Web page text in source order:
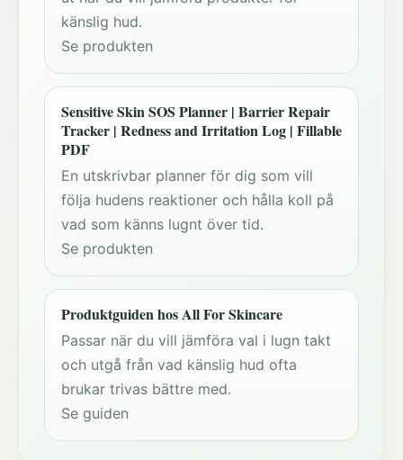
känslig hud.
Se produkten
Sensitive Skin SOS Planner | Barrier Repair
Tracker | Redness and Irritation Log | Fillable
PDF
En utskrivbar planner för dig som vill
följa hudens reaktioner och hålla koll på
vad som känns lugnt över tid.
Se produkten
Produktguiden hos All For Skincare
Passar när du vill jämföra val i lugn takt
och utgå från vad känslig hud ofta
brukar trivas bättre med.
Se guiden